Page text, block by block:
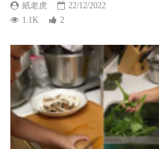
紙老虎
22/12/2022
1.1K
2